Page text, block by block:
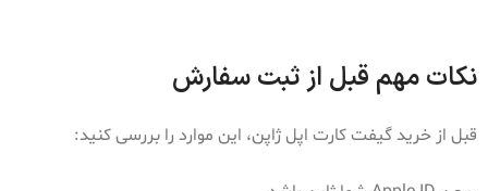
نکات مهم قبل از ثبت سفارش
قبل از خرید گیفت کارت اپل ژاپن، این موارد را بررسی کنید: